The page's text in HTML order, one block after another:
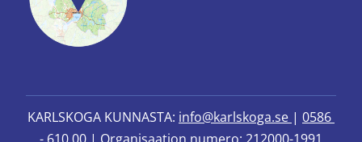
KARLSKOGA KUNNASTA: info@karlskoga.se | 0586